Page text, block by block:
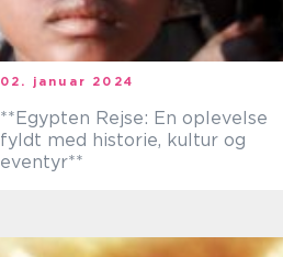
02. januar 2024
**Egypten Rejse: En oplevelse
fyldt med historie, kultur og
eventyr**